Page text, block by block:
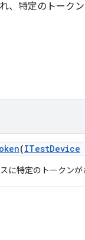
、特定のトーク
(ITestDevice
に特定のトークンが